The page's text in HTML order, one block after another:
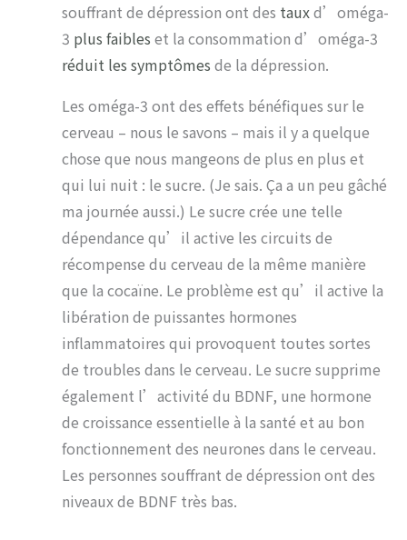
souffrant de dépression ont des tauxd’oméga-
3 plus faibles et la consommation d’oméga-3
réduit les symptômes de la dépression.
Les oméga-3 ont des effets bénéfiques sur le
cerveau – nous le savons – mais il y a quelque
chose que nous mangeons de plus en plus et
qui lui nuit : le sucre. (Je sais. Ça a un peu gâché
ma journée aussi.) Le sucre crée une telle
dépendance qu’il active les circuits de
récompense du cerveau de la même manière
que la cocaïne. Le problème est qu’il active la
libération de puissantes hormones
inflammatoires qui provoquent toutes sortes
de troubles dans le cerveau. Le sucre supprime
également l’activité du BDNF, une hormone
de croissance essentielle à la santé et au bon
fonctionnement des neurones dans le cerveau.
Les personnes souffrant de dépression ont des
niveaux de BDNF très bas.